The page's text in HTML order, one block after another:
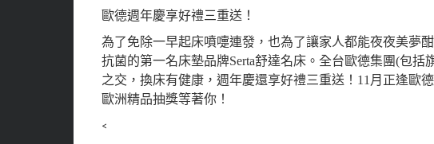
歐德週年慶享好禮三重送！
為了免除一早起床噴嚏連發，也為了讓家人都能夜夜美夢
抗菌的第一名床墊品牌Serta舒達名床。全台歐德集團(包
之交，換床有健康，週年慶還享好禮三重送！11月正逢歐
歐洲精品抽獎等著你！
<